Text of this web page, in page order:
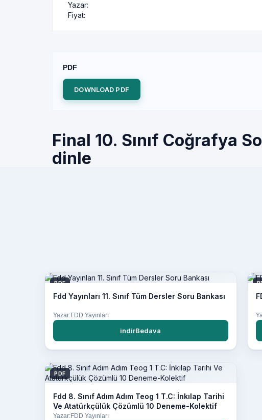
Yazar:
Fiyat:
PDF
DOWNLOAD PDF
Final 10. Sınıf Coğrafya
dinle
PDF
Fdd Yayınları 11. Sınıf Tüm Dersler Soru Bankası
Yazar:FDD Yayınları
indirBedava
PDF
Fdd 8. Sınıf Adım Adım Teog 1 T.C: İnkılap Tarihi
Ve Atatürkçülük Çözümlü 10 Deneme-Kolektif
Yazar:FDD Yayınları